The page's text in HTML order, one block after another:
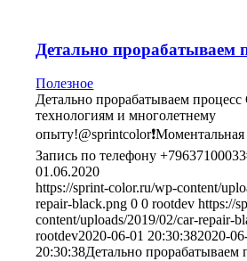
Детально прорабатываем
Полезное
Детально прорабатываем
технологиям и многолетнему
опыту!@sprintcolor❗️Моментальная
Запись по телефону
01.06.2020
https://sprint-color.ru/wp-content/
repair-black.png 0 0 rootdev https://
content/uploads/2019/02/car-repair-
rootdev2020-06-01 20:30:382020-
20:30:38Детально прорабатываем